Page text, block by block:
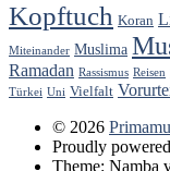
Kopftuch Koran
Miteinander Muslima
Ramadan Rassismus Reisen
Türkei Uni Vielfalt
© 2026
Proudly
Theme: Namba